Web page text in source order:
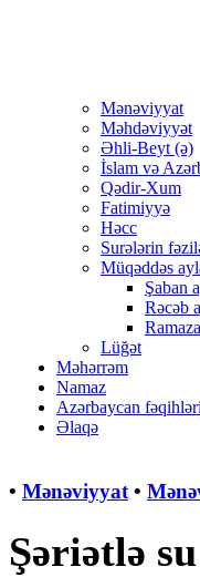
لِيُذْهِبَ عَنْكُمُ
Mənəviyyat
Məhdəviyyət
Əhli-Beyt (ə)
İslam və
Qədir-Xum
Fatimiyyə
Həcc
Surələrin
Müqəddəs
Şaban
Rəcəb
Lüğət
Məhərrəm
Namaz
Azərbaycan fəqihləri
Əlaqə
• Mənəviyyat •
Şəriətlə